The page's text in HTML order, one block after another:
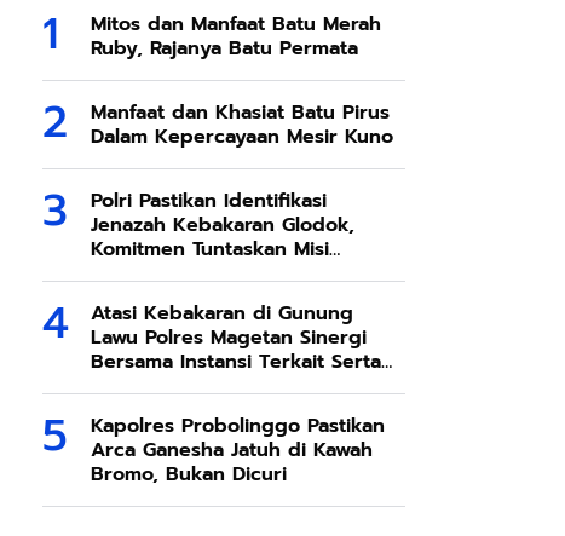
Mitos dan Manfaat Batu Merah
Ruby, Rajanya Batu Permata
Manfaat dan Khasiat Batu Pirus
Dalam Kepercayaan Mesir Kuno
Polri Pastikan Identifikasi
Jenazah Kebakaran Glodok,
Komitmen Tuntaskan Misi
Atasi Kebakaran di Gunung
Lawu Polres Magetan Sinergi
Bersama Instansi Terkait Serta
Kapolres Probolinggo Pastikan
Arca Ganesha Jatuh di Kawah
Bromo, Bukan Dicuri